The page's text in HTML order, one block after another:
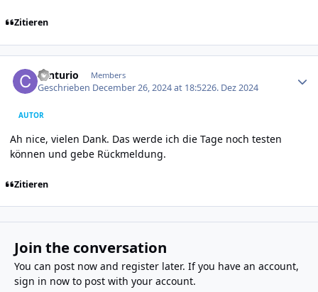
Zitieren
centurio Members
Geschrieben December 26, 2024 at 18:5226. Dez 2024
AUTOR
Ah nice, vielen Dank. Das werde ich die Tage noch testen
können und gebe Rückmeldung.
Zitieren
Join the conversation
You can post now and register later. If you have an account,
sign in nowto post with your account.